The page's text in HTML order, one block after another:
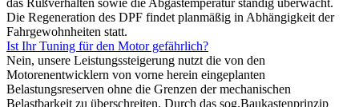
Die Regeneration des DPF findet planmäßig in Abhängigkeit der
Fahrgewohnheiten statt.
Ist Ihr Tuning für den Motor gefährlich?
Nein, unsere Leistungssteigerung nutzt die von den
Motorenentwicklern von vorne herein eingeplanten
Belastungsreserven ohne die Grenzen der mechanischen
Belastbarkeit zu überschreiten. Durch das sog.Baukastenprinzip